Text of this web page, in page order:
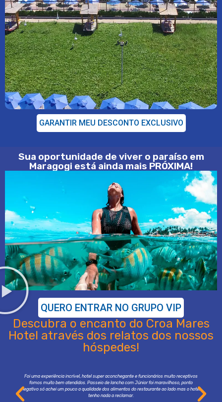
GARANTIR MEU DESCONTO EXCLUSIVO
Sua oportunidade de viver o paraíso em
Maragogi está ainda mais PRÓXIMA!
QUERO ENTRAR NO GRUPO VIP
Descubra o encanto do Croa Mares
Hotel através dos relatos dos nossos
hóspedes!
Foi uma experiência incrível, hotel super aconchegante e funcionários muito receptivos
fomos muito bem atendidos. Passeio de lancha com Júnior foi maravilhoso, ponto
negativo só achei um pouco a qualidade dos alimentos do restaurante ao lado mas o hotel
tenho nada a reclamar.